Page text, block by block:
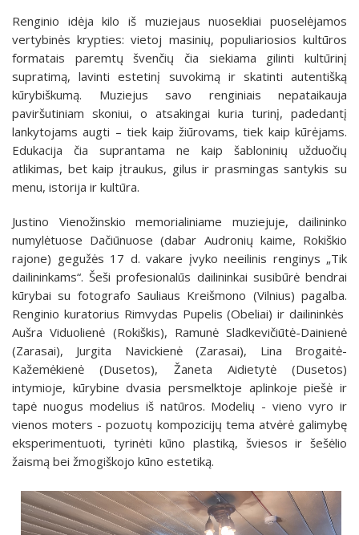
Renginio idėja kilo iš muziejaus nuosekliai puoselėjamos
vertybinės krypties: vietoj masinių, populiariosios kultūros
formatais paremtų švenčių čia siekiama gilinti kultūrinį
supratimą, lavinti estetinį suvokimą ir skatinti autentišką
kūrybiškumą. Muziejus savo renginiais nepataikauja
paviršutiniam skoniui, o atsakingai kuria turinį, padedantį
lankytojams augti – tiek kaip žiūrovams, tiek kaip kūrėjams.
Edukacija čia suprantama ne kaip šabloninių užduočių
atlikimas, bet kaip įtraukus, gilus ir prasmingas santykis su
menu, istorija ir kultūra.
Justino Vienožinskio memorialiniame muziejuje, dailininko
numylėtuose Dačiūnuose (dabar Audronių kaime, Rokiškio
rajone) gegužės 17 d. vakare įvyko neeilinis renginys „Tik
dailininkams“. Šeši profesionalūs dailininkai susibūrė bendrai
kūrybai su fotografo Sauliaus Kreišmono (Vilnius) pagalba.
Renginio kuratorius Rimvydas Pupelis (Obeliai) ir dailininkės
Aušra Viduolienė (Rokiškis), Ramunė Sladkevičiūtė-Dainienė
(Zarasai), Jurgita Navickienė (Zarasai), Lina Brogaitė-
Kažemėkienė (Dusetos), Žaneta Aidietytė (Dusetos)
intymioje, kūrybine dvasia persmelktoje aplinkoje piešė ir
tapė nuogus modelius iš natūros. Modelių - vieno vyro ir
vienos moters - pozuotų kompozicijų tema atvėrė galimybę
eksperimentuoti, tyrinėti kūno plastiką, šviesos ir šešėlio
žaismą bei žmogiškojo kūno estetiką.